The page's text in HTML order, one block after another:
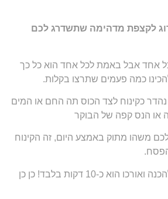
לקצפת מדהימה שתשדרג לכם
אחד אבל באמת לכל אחד הוא כל כך
כמה פעמים שתרצו בקלות.
נהדר כקינוח לצד הכוס תה החם או המים
או הנס קפה של הבוקר
משהו מתוק באמצע היום, זה הקינוח
המתכון הוא סופר קל להכנה ואורכו הוא כ-10 דקות בלבד! כן כן